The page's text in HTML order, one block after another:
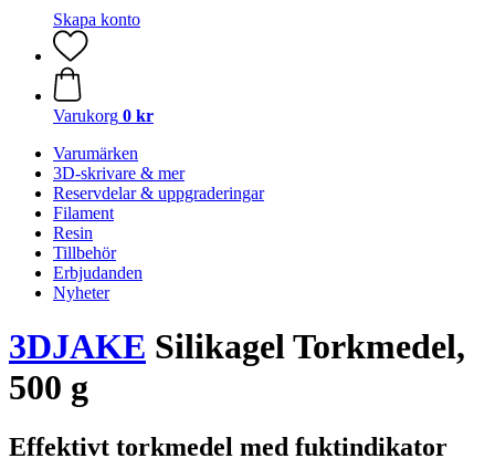
Skapa konto
Varukorg 0 kr
Varumärken
3D-skrivare & mer
Reservdelar & uppgraderingar
Filament
Resin
Tillbehör
Erbjudanden
Nyheter
3DJAKE Silikagel Torkmedel,
500 g
Effektivt torkmedel med fuktindikator